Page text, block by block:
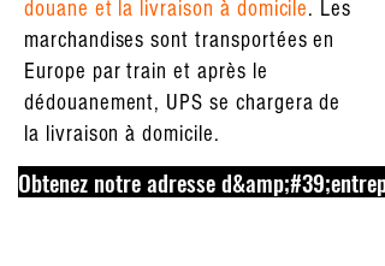
douane et la livraison à domicile. Les
marchandises sont transportées en
Europe par train et après le
dédouanement, UPS se chargera de
la livraison à domicile.
Obtenez notre adresse